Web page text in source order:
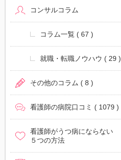
コンサルコラム
コラム一覧 ( 67 )
就職・転職ノウハウ ( 29 )
その他のコラム ( 8 )
看護師の病院口コミ ( 1079 )
看護師がうつ病にならない
５つの方法